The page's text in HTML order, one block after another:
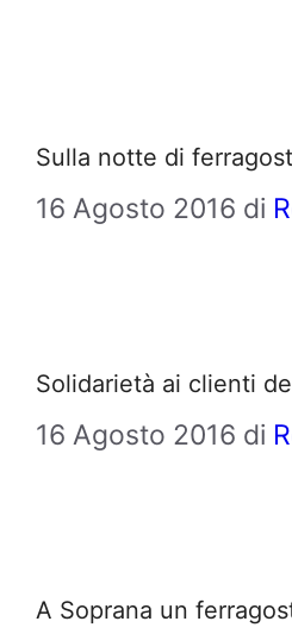
Sulla notte di
16 Agosto 2016 di
Solidarietà ai clienti
16 Agosto 2016 di
A Soprana un